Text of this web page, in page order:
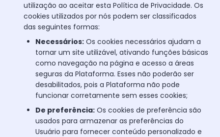
utilização ao aceitar esta Política de Privacidade. Os
cookies utilizados por nós podem ser classificados
das seguintes formas:
Necessários: Os cookies necessários ajudam a
tornar um site utilizável, ativando funções básicas
como navegação na página e acesso a áreas
seguras da Plataforma. Esses não poderão ser
desabilitados, pois a Plataforma não pode
funcionar corretamente sem esses cookies;
De preferência: Os cookies de preferência são
usados para armazenar as preferências do
Usuário para fornecer conteúdo personalizado e